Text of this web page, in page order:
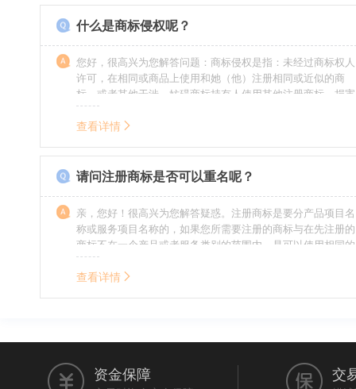
什么是商标侵权呢？
您好，很高兴为您解答问题：商标侵权是指：未经过商标权人
许可，在相同或商品上使用和她（他）注册相同或近似的商
标，或者其他干涉、妨碍商标持有人使用其他注册商标，损害
商标持有人合法权益的其他行为。侵权的人通常需要承担侵权
的责任，明知侵权的行为的人要承担赔偿的责任。情节严重
查看详情
请问注册商标是否可以重名呢？
亲，您好！很高兴为您解答疑惑。注册商标是要分产品项目名
称或服务项目名称的，如果您所需要注册的商标与在先注册的
商标不在一个产品或者服务类别的范围内，是可以使用相同的
名称的。希望我的回答能帮到您。
查看详情
资金保障 交